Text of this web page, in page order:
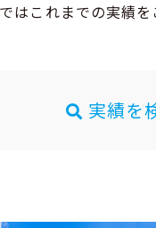
はこれまでの実績を
実績を